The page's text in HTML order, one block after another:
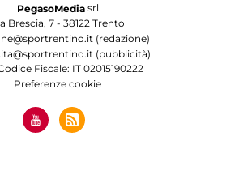
PegasoMediasrl
Brescia, 7 - 38122 Trento
(redazione)
(pubblicità)
Fiscale: IT 02015190222
Preferenze cookie